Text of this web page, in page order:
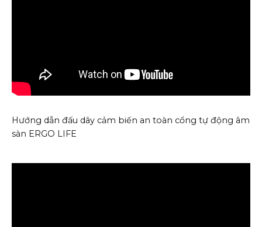
Hướng dẫn đấu dây cảm biến an toàn cổng tự động âm
sàn ERGO LIFE